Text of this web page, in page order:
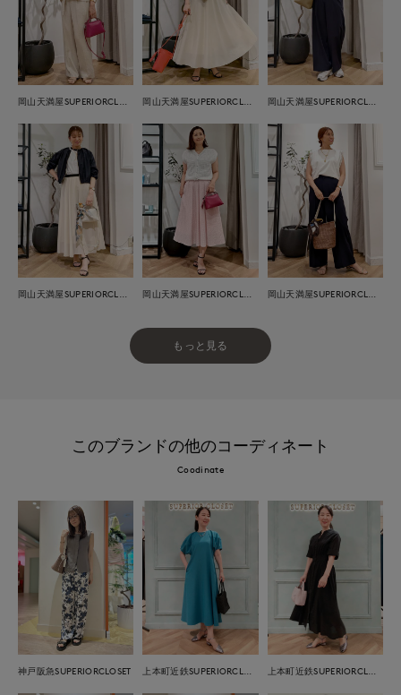
もっと見る
このブランドの他のコーディネート
Coodinate
神戸阪急SUPERIORCLOSET